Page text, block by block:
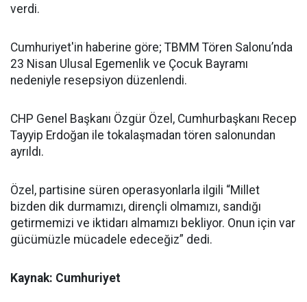
verdi.
Cumhuriyet'in haberine göre; TBMM Tören Salonu’nda
23 Nisan Ulusal Egemenlik ve Çocuk Bayramı
nedeniyle resepsiyon düzenlendi.
CHP Genel Başkanı Özgür Özel, Cumhurbaşkanı Recep
Tayyip Erdoğan ile tokalaşmadan tören salonundan
ayrıldı.
Özel, partisine süren operasyonlarla ilgili “Millet
bizden dik durmamızı, dirençli olmamızı, sandığı
getirmemizi ve iktidarı almamızı bekliyor. Onun için var
gücümüzle mücadele edeceğiz” dedi.
Kaynak: Cumhuriyet